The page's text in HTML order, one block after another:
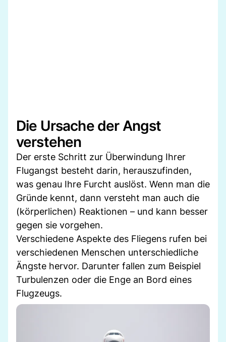
Die Ursache der Angst
verstehen
Der erste Schritt zur Überwindung Ihrer
Flugangst besteht darin, herauszufinden,
was genau Ihre Furcht auslöst. Wenn man die
Gründe kennt, dann versteht man auch die
(körperlichen) Reaktionen – und kann besser
gegen sie vorgehen.
Verschiedene Aspekte des Fliegens rufen bei
verschiedenen Menschen unterschiedliche
Ängste hervor. Darunter fallen zum Beispiel
Turbulenzen oder die Enge an Bord eines
Flugzeugs.